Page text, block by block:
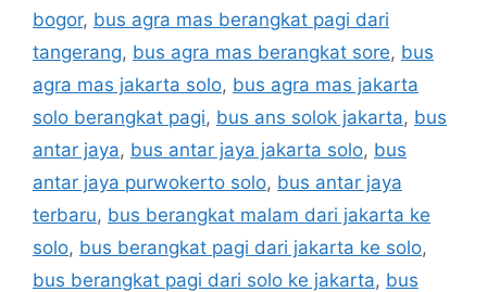
bogor, bus agra mas berangkat pagi dari
tangerang, bus agra mas berangkat sore, bus
agra mas jakarta solo, bus agra mas jakarta
solo berangkat pagi, bus ans solok jakarta, bus
antar jaya, bus antar jaya jakarta solo, bus
antar jaya purwokerto solo, bus antar jaya
terbaru, bus berangkat malam dari jakarta ke
solo, bus berangkat pagi dari jakarta ke solo,
bus berangkat pagi dari solo ke jakarta, bus